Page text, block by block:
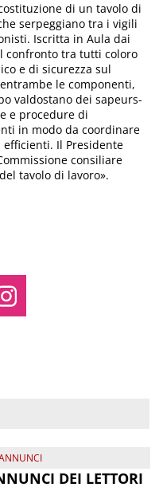
di un tavolo di
serpeggiano tra i vigili
Iscritta in Aula dai
confronto tra tutti coloro
e di sicurezza sul
le componenti,
valdostano dei sapeurs-
e procedure di
in modo da coordinare
Il Presidente
consiliare
tavolo di lavoro».
DEI LETTORI